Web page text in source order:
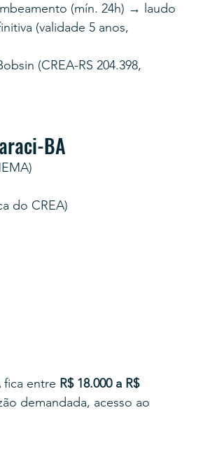
(mín. 24h) → laudo
(validade 5 anos,
(CREA-RS 204.398,
BA
do CREA)
fica entre R$ 18.000 a R$
demandada, acesso ao